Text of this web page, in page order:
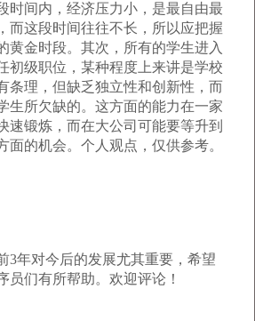
时间内，经济压力小，是最自由最
而这段时间往往不长，所以应把握
黄金时段。其次，所有的学生进入
初级职位，某种程度上来讲是学校
条理，但缺乏独立性和创新性，而
生所欠缺的。这方面的能力在一家
速锻炼，而在大公司可能要等升到
面的机会。个人观点，仅供参考。
3年对今后的发展尤其重要，希望
员们有所帮助。欢迎评论！